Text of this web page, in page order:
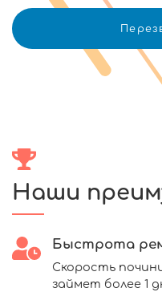
Наши
Быстрота
Скорость
займет более 1